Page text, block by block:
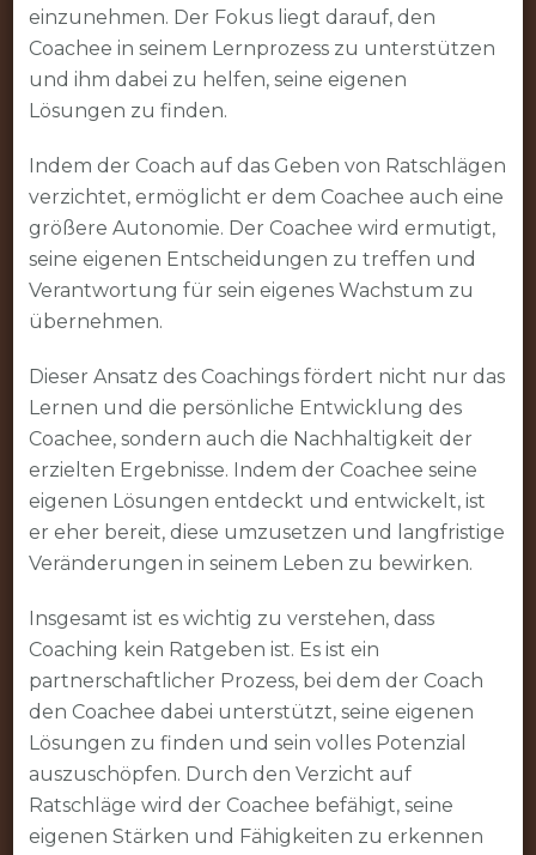
einzunehmen. Der Fokus liegt darauf, den
Coachee in seinem Lernprozess zu unterstützen
und ihm dabei zu helfen, seine eigenen
Lösungen zu finden.
Indem der Coach auf das Geben von Ratschlägen
verzichtet, ermöglicht er dem Coachee auch eine
größere Autonomie. Der Coachee wird ermutigt,
seine eigenen Entscheidungen zu treffen und
Verantwortung für sein eigenes Wachstum zu
übernehmen.
Dieser Ansatz des Coachings fördert nicht nur das
Lernen und die persönliche Entwicklung des
Coachee, sondern auch die Nachhaltigkeit der
erzielten Ergebnisse. Indem der Coachee seine
eigenen Lösungen entdeckt und entwickelt, ist
er eher bereit, diese umzusetzen und langfristige
Veränderungen in seinem Leben zu bewirken.
Insgesamt ist es wichtig zu verstehen, dass
Coaching kein Ratgeben ist. Es ist ein
partnerschaftlicher Prozess, bei dem der Coach
den Coachee dabei unterstützt, seine eigenen
Lösungen zu finden und sein volles Potenzial
auszuschöpfen. Durch den Verzicht auf
Ratschläge wird der Coachee befähigt, seine
eigenen Stärken und Fähigkeiten zu erkennen